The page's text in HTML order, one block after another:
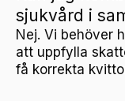
sjukvård i
Nej. Vi behöver
att uppfylla
få korrekta